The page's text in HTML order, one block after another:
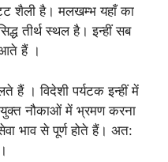
शैली है। मलखम्भ यहाँ का
तीर्थ स्थल है। इन्हीं सब
हैं ।
हैं । विदेशी पर्यटक इन्हीं में
युक्त नौकाओं में भ्रमण करना
भाव से पूर्ण होते हैं। अत: